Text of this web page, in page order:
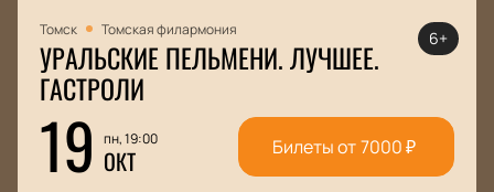
Томск Томская филармония
УРАЛЬСКИЕ ПЕЛЬМЕНИ. ЛУЧШЕЕ.
ГАСТРОЛИ
19 пн, 19:00
ОКТ
6+
Билеты от7000₽